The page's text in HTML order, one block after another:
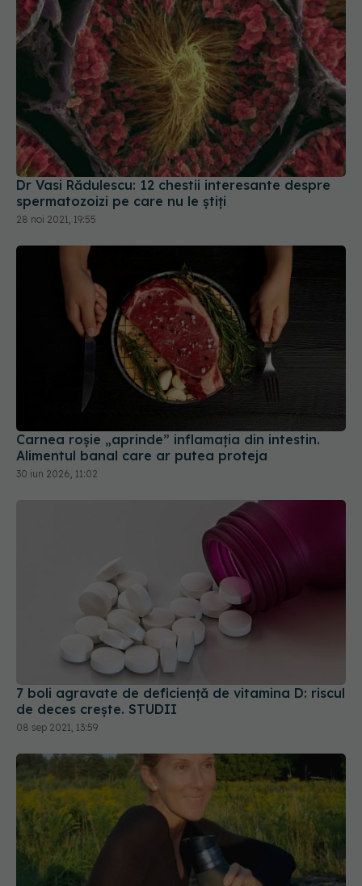
Dr Vasi Rădulescu: 12 chestii interesante despre
spermatozoizi pe care nu le știți
28 noi 2021, 19:55
Carnea roșie „aprinde” inflamația din intestin.
Alimentul banal care ar putea proteja
7 boli agravate de deficiență de vitamina D: riscul
de deces crește. STUDII
08 sep 2021, 13:59